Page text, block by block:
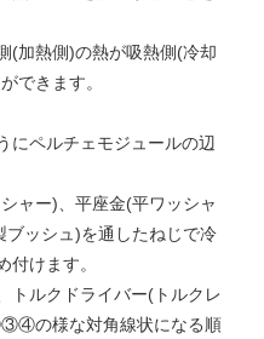
(加熱側)の熱が吸熱側(冷却
できます。
にペルチェモジュールの辺
ャー)、平座金(平ワッシャ
ブッシュ)を通したねじで冷
付けます。
トルクドライバー(トルクレ
の様な対角線状になる順